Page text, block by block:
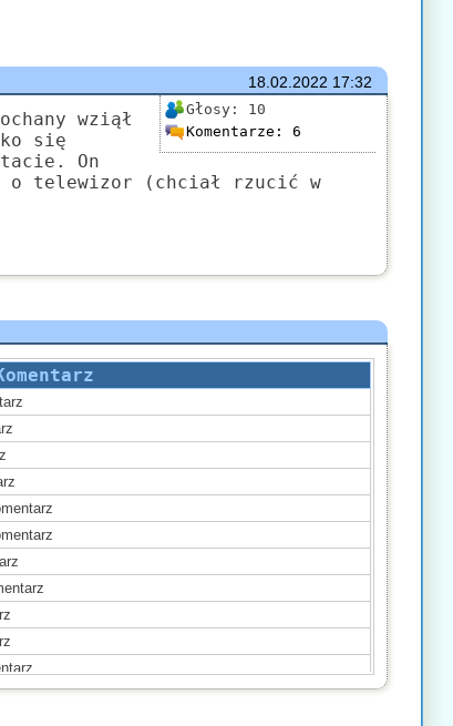
18.02.2022 17:32
Głosy: 10
Komentarze: 6
wziął
się
On
o telewizor (chciał rzucić w